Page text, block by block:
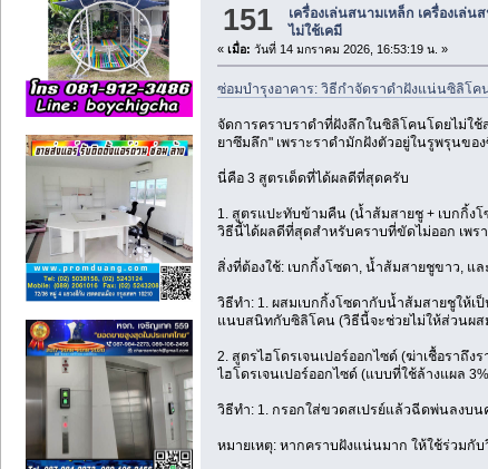
151 เครื่องเล่นสนามเหล็ก เครื่องเล่
ไม่ใช้เคมี
« เมื่อ: วันที่ 14 มกราคม 2026, 16:53:19 น. »
ซ่อมบำรุงอาคาร: วิธีกำจัดราดำฝังแน่นซิลิโค
จัดการคราบราดำที่ฝังลึกในซิลิโคนโดยไม่ใช้
ยาซึมลึก" เพราะราดำมักฝังตัวอยู่ในรูพรุนขอ
นี่คือ 3 สูตรเด็ดที่ได้ผลดีที่สุดครับ
1. สูตรแปะทับข้ามคืน (น้ำส้มสายชู + เบกกิ้งโ
วิธีนี้ได้ผลดีที่สุดสำหรับคราบที่ขัดไม่ออก เพร
สิ่งที่ต้องใช้: เบกกิ้งโซดา, น้ำส้มสายชูขาว, แ
วิธีทำ: 1. ผสมเบกกิ้งโซดากับน้ำส้มสายชูให้
แนบสนิทกับซิลิโคน (วิธีนี้จะช่วยไม่ให้ส่วนผส
2. สูตรไฮโดรเจนเปอร์ออกไซด์ (ฆ่าเชื้อราถึงร
ไฮโดรเจนเปอร์ออกไซด์ (แบบที่ใช้ล้างแผล
วิธีทำ: 1. กรอกใส่ขวดสเปรย์แล้วฉีดพ่นลงบน
หมายเหตุ: หากคราบฝังแน่นมาก ให้ใช้ร่วมกั